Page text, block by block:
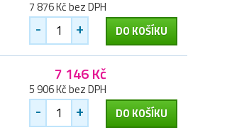
7 876 Kč bez DPH
- + DO KOŠÍKU
7 146 Kč
5 906 Kč bez DPH
- + DO KOŠÍKU